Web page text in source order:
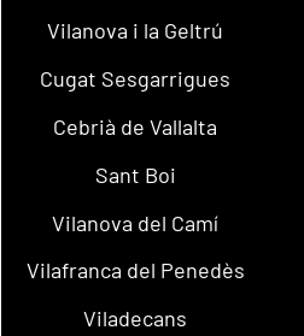
Vilanova i la Geltrú
Cugat Sesgarrigues
Cebrià de Vallalta
Sant Boi
Vilanova del Camí
Vilafranca del Penedès
Viladecans